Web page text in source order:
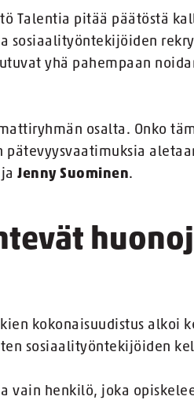
Talentia pitää päätöstä
sosiaalityöntekijöiden
yhä pahempaan
osalta. Onko
Jenny Suominen.
kokonaisuudistus alkoi
sosiaalityöntekijöiden
vain henkilö, joka